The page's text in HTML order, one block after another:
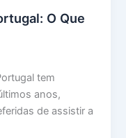
O Que
tem
anos,
de assistir a